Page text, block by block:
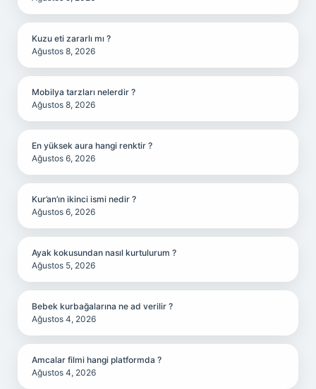
Kuzu eti zararlı mı ?
Ağustos 8, 2026
Mobilya tarzları nelerdir ?
Ağustos 8, 2026
En yüksek aura hangi renktir ?
Ağustos 6, 2026
Kur’an’ın ikinci ismi nedir ?
Ağustos 6, 2026
Ayak kokusundan nasıl kurtulurum ?
Ağustos 5, 2026
Bebek kurbağalarına ne ad verilir ?
Ağustos 4, 2026
Amcalar filmi hangi platformda ?
Ağustos 4, 2026